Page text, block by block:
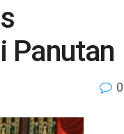
Panutan
0